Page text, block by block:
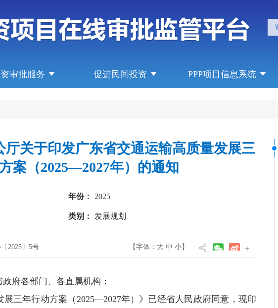
审批服务 促进民间投资 PPP项目信息系统
厅关于印发广东省交通运输高质量发展三
案（2025—2027年）的通知
年份： 2025
类别： 发展规划
2025〕5号 【字体： 大 中 小】
府各部门、各直属机构：
展三年行动方案（2025—2027年）》已经省人民政府同意，现印